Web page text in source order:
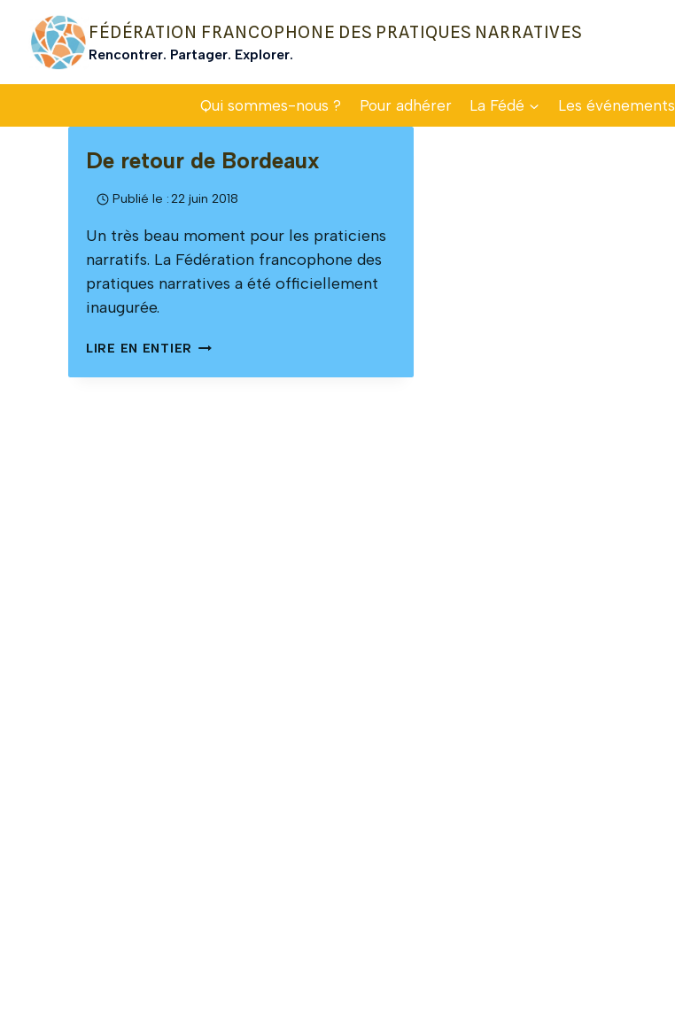
contenu
FÉDÉRATION FRANCOPHONE DES PRATIQUES NARRATIVES
Rencontrer. Partager. Explorer.
Qui sommes-nous ? Pour adhérer La Fédé Les événements
De retour de Bordeaux
Publié le :22 juin 2018
Un très beau moment pour les praticiens
narratifs. La Fédération francophone des
pratiques narratives a été officiellement
inaugurée.
LIRE EN ENTIER DE
DE